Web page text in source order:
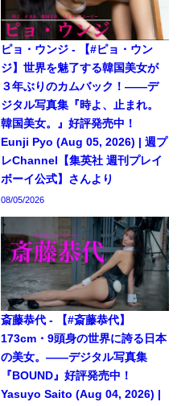
ピョ・ウンジ - 【#ピョ・ウン
ジ】世界を魅了する韓国美女が
３年ぶりのカムバック！――デ
ジタル写真集『時よ、止まれ。
韓国美女。』好評発売中！
Eunji Pyo (Aug 05, 2026) | 週プ
レChannel【集英社 週刊プレイ
ボーイ公式】さんより
08/05/2026
斎藤恭代 - 【#斎藤恭代】
173cm・9頭身の世界に誇る日本
の美女。――デジタル写真集
『BOUND』好評発売中！
Yasuyo Saito (Aug 04, 2026) |